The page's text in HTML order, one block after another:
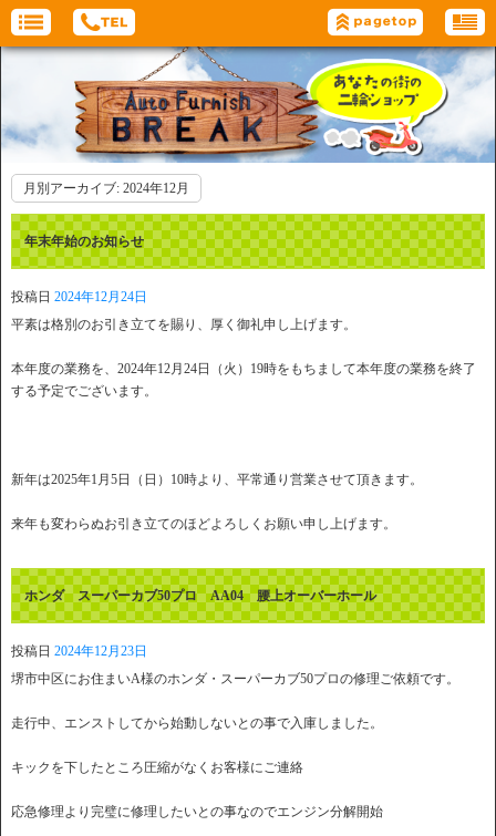
月別アーカイブ: 2024年12月
年末年始のお知らせ
投稿日 2024年12月24日
平素は格別のお引き立てを賜り、厚く御礼申し上げます。
本年度の業務を、2024年12月24日（火）19時をもちまして本年度の業務を終了
する予定でございます。
新年は2025年1月5日（日）10時より、平常通り営業させて頂きます。
来年も変わらぬお引き立てのほどよろしくお願い申し上げます。
ホンダ スーパーカブ50プロ AA04 腰上オーバーホール
投稿日 2024年12月23日
堺市中区にお住まいA様のホンダ・スーパーカブ50プロの修理ご依頼です。
走行中、エンストしてから始動しないとの事で入庫しました。
キックを下したところ圧縮がなくお客様にご連絡
応急修理より完璧に修理したいとの事なのでエンジン分解開始